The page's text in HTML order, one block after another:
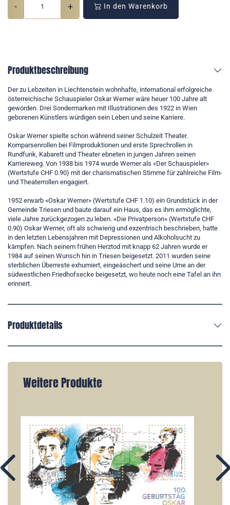
- + In den Warenkorb
Produktbeschreibung
Der zu Lebzeiten in Liechtenstein wohnhafte, international erfolgreiche
österreichische Schauspieler Oskar Werner wäre heuer 100 Jahre alt
geworden. Drei Sondermarken mit Illustrationen des 1922 in Wien
geborenen Künstlers würdigen sein Leben und seine Karriere.
Oskar Werner spielte schon während seiner Schulzeit Theater.
Komparsenrollen bei Filmproduktionen und erste Sprechrollen in
Rundfunk, Kabarett und Theater ebneten in jungen Jahren seinen
Karriereweg. Von 1938 bis 1974 wurde Werner als «Der Schauspieler»
(Wertstufe CHF 0.90) mit der charismatischen Stimme für zahlreiche Film-
und Theaterrollen engagiert.
1952 erwarb «Oskar Werner» (Wertstufe CHF 1.10) ein Grundstück in der
Gemeinde Triesen und baute darauf ein Haus, das es ihm ermöglichte,
viele Jahre zurückgezogen zu leben. «Die Privatperson» (Wertstufe CHF
0.90) Oskar Werner, oft als schwierig und exzentrisch beschrieben, hatte
in den letzten Lebensjahren mit Depressionen und Alkoholsucht zu
kämpfen. Nach seinem frühen Herztod mit knapp 62 Jahren wurde er
1984 auf seinen Wunsch hin in Triesen beigesetzt. 2011 wurden seine
sterblichen Überreste exhumiert, eingeäschert und seine Urne an der
südwestlichen Friedhofsecke beigesetzt, wo heute noch eine Tafel an ihn
erinnert.
Produktdetails
Weitere Produkte